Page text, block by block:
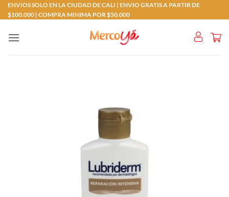
Saltar
al
ENVIOS SOLO EN LA CIUDAD DE CALI | ENVIO GRATIS A PARTIR DE
$100.000 | COMPRA MINIMA POR $50.000